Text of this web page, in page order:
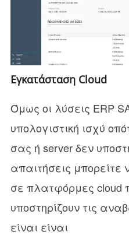
Εγκατάσταση Cloud
Όμως οι λύσεις ERP
υπολογιστική ισχύ
σας ή server δεν
απαιτήσεις μπορείτε
σε πλατφόρμες cloud
υποστηρίζουν τις
είναι είναι